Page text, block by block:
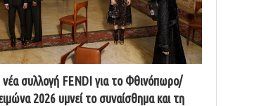
συλλογή FENDI για το Φθινόπωρο/
2026 υμνεί το συναίσθημα και τη